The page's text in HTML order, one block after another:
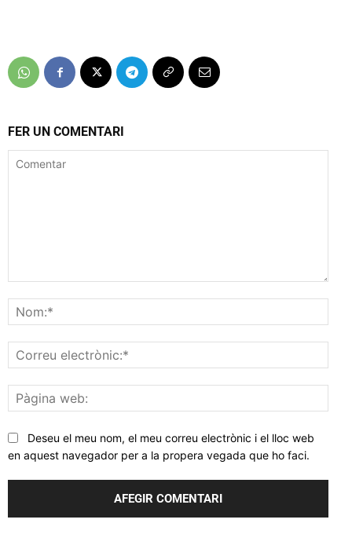
FER UN COMENTARI
web:
Deseu el meu nom, el meu correu electrònic i el lloc web
en aquest navegador per a la propera vegada que ho faci.